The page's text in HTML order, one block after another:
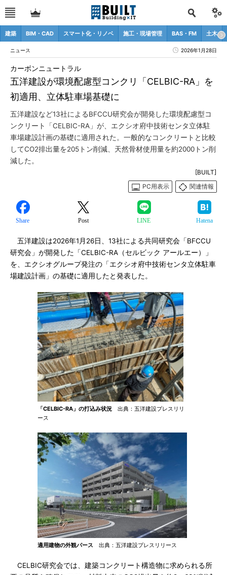
建築 BIM・CAD スマート化・リノベ 施工・現場管理 BAS・FM 土木
ニュース 2026年1月28日
五洋建設が環境配慮型コンクリ「CELBIC-RA」を
初適用、立体駐車場基礎に
カーボンニュートラル
五洋建設など13社によるBFCCU研究会が開発した環境配慮型コ
ンクリート「CELBIC-RA」が、エクシオ府中技術センタ立体駐
車場建設計画の基礎に適用された。一般的なコンクリートと比較
してCO2排出量を205トン削減、天然骨材使用量を約2000トン削
減した。
[BUILT]
PC用表示
関連情報
Share Post LINE Hatena
五洋建設は2026年1月26日、13社による共同研究会「BFCCU
研究会」が開発した「CELBIC-RA（セルビック アールエー）」
を、エクシオグループ発注の「エクシオ府中技術センタ立体駐車
場建設計画」の基礎に適用したと発表した。
「CELBIC-RA」の打込み状況 出典：五洋建設プレスリリ
ース
適用建物の外観パース 出典：五洋建設プレスリリース
CELBIC研究会では、建築コンクリート構造物に求められる所